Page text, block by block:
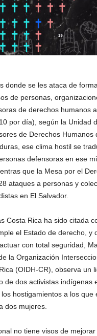
donde se les ataca de
de personas,
de derechos humanos
por día), según la Unidad
de Derechos Humanos
ese clima hostil se
defensoras en ese
que la Mesa por el
ataques a personas y
en El Salvador.
Costa Rica ha sido citada
el Estado de derecho, y
con total seguridad,
la Organización
(OIDH-CR), observa un
de dos activistas indígenas
hostigamientos a los que
dos mujeres.
no tiene visos de